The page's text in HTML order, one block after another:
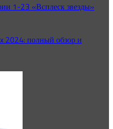
1-23 «Всплеск звезды»
2024: полный обзор и